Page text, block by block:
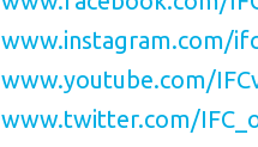
www.instagram.com/
www.youtube.com/
www.twitter.com/